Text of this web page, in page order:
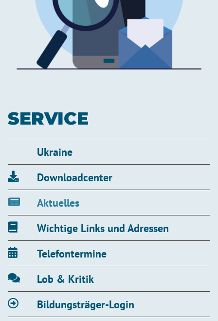
SERVICE
Ukraine
Downloadcenter
Aktuelles
Wichtige Links und Adressen
Telefontermine
Lob & Kritik
Bildungsträger-Login